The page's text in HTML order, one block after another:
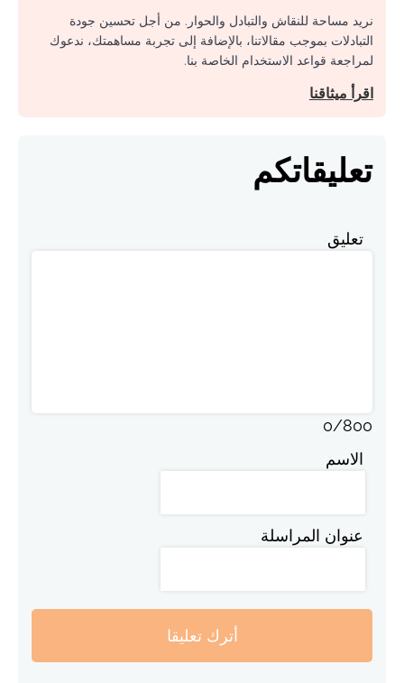
نريد مساحة للنقاش والتبادل والحوار. من أجل تحسين جودة
التبادلات بموجب مقالاتنا، بالإضافة إلى تجربة مساهمتك، ندعوك
لمراجعة قواعد الاستخدام الخاصة بنا.
اقرأ ميثاقنا
تعليقاتكم
تعليق
0/800
الاسم
عنوان المراسلة
أترك تعليقا